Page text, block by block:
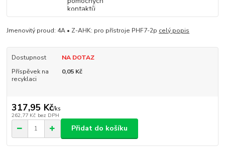
Jmenovitý proud: 4A • Z-AHK: pro přístroje PHF7-2p celý popis
Dostupnost
NA DOTAZ
Příspěvek na
recyklaci
0,05 Kč
317,95 Kč/ks
262,77 Kč bez DPH
Přidat do košíku